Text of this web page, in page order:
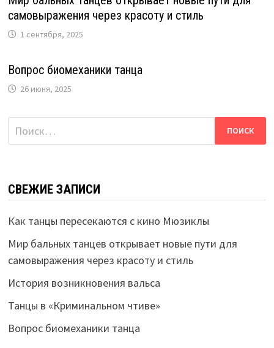
самовыражения через красоту и стиль
1 сентября, 2025
Вопрос биомеханики танца
26 июня, 2025
Найти:
СВЕЖИЕ ЗАПИСИ
Как танцы пересекаются с кино Мюзиклы
Мир бальных танцев открывает новые пути для
самовыражения через красоту и стиль
История возникновения вальса
Танцы в «Криминальном чтиве»
Вопрос биомеханики танца